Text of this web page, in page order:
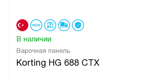
Варочная панель
Korting HG 688 CTX
В наличии